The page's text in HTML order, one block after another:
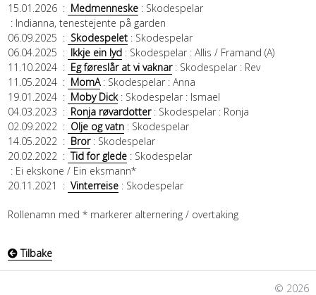
15.01.2026: Medmenneske: Skodespelar
: Indianna, tenestejente på garden
06.09.2025 : Skodespelet: Skodespelar
06.04.2025 : Ikkje ein lyd: Skodespelar: Allis / Framand (A)
11.10.2024: Eg føreslår at vi vaknar: Skodespelar: Rev
11.05.2024: MomA: Skodespelar: Anna
19.01.2024: Moby Dick: Skodespelar: Ismael
04.03.2023 : Ronja røvardotter: Skodespelar: Ronja
02.09.2022: Olje og vatn: Skodespelar
14.05.2022: Bror: Skodespelar
20.02.2022: Tid for glede: Skodespelar
: Ei ekskone / Ein eksmann*
20.11.2021
: Vinterreise: Skodespelar
Rollenamn med * markerer alternering / overtaking
Tilbake
© 2026